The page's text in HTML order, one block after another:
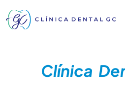
Clínica